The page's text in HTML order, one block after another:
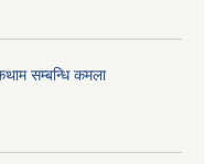
सम्बन्धि कमला